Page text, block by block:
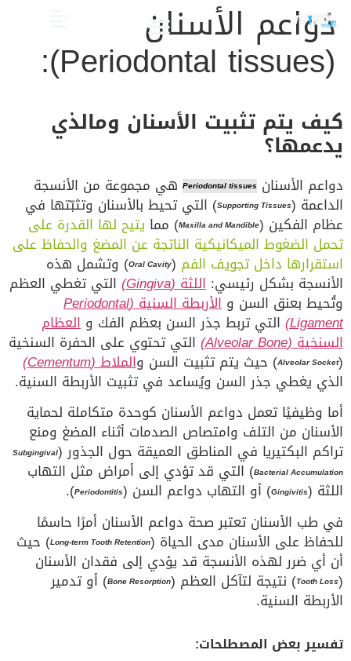
دواعم الأسنان
(Periodontal tissues):
كيف يتم تثبيت الأسنان ومالذي
يدعمها؟
دواعم الأسنان Periodontal tissues هي مجموعة من الأنسجة
الداعمة (Supporting Tissues) التي تحيط بالأسنان وتثبّتها في
عظام الفكين (Maxilla and Mandible) مما يتيح لها القدرة على
تحمل الضغوط الميكانيكية الناتجة عن المضغ والحفاظ على
استقرارها داخل تجويف الفم (
Oral Cavity) وتشمل هذه
الأنسجة بشكل رئيسي: اللثة(Gingiva) التي تغطي العظم
وتُحيط بعنق السن و الأربطة السنية(Periodontal
Ligament) التي تربط جذر السن بعظم الفك و العظام
السنخية(Alveolar Bone) التي تحتوي على الحفرة السنخية
(
Alveolar Socket) حيث يتم تثبيت السن والملاط(Cementum)
الذي يغطي جذر السن ويُساعد في تثبيت الأربطة السنية.
أما وظيفيًا تعمل دواعم الأسنان كوحدة متكاملة لحماية
الأسنان من التلف وامتصاص الصدمات أثناء المضغ ومنع
تراكم البكتيريا في المناطق العميقة حول الجذور (Subgingival
Bacterial Accumulation) التي قد تؤدي إلى أمراض مثل التهاب
اللثة (Gingivitis) أو التهاب دواعم السن (Periodontitis
).
في طب الأسنان تعتبر صحة دواعم الأسنان أمرًا حاسمًا
للحفاظ على الأسنان مدى الحياة (Long-term Tooth Retention) حيث
أن أي ضرر لهذه الأنسجة قد يؤدي إلى فقدان الأسنان
(
Tooth Loss) نتيجة لتآكل العظم (Bone Resorption) أو تدمير
الأربطة السنية.
تفسير بعض المصطلحات: